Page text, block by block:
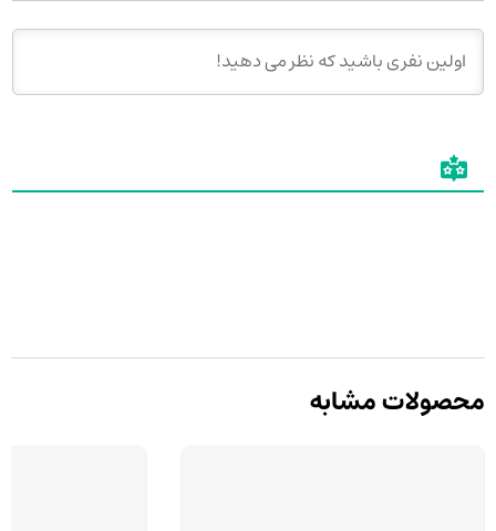
محصولات مشابه